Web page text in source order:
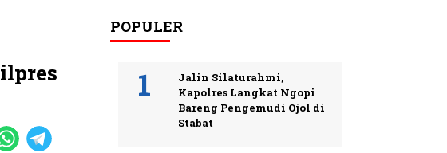
POPULER
Jalin Silaturahmi,
Kapolres Langkat Ngopi
Bareng Pengemudi Ojol di
Stabat